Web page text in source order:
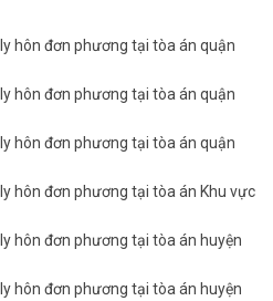
hôn đơn phương tại tòa án quận
hôn đơn phương tại tòa án quận
hôn đơn phương tại tòa án quận
hôn đơn phương tại tòa án Khu vực
hôn đơn phương tại tòa án huyện
hôn đơn phương tại tòa án huyện